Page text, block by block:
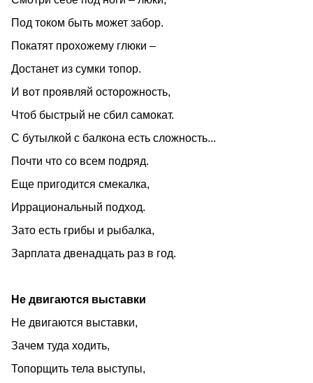
Под током быть может забор.
Покатят прохожему глюки –
Достанет из сумки топор.
И вот проявляй осторожность,
Чтоб быстрый не сбил самокат.
С бутылкой с балкона есть сложность...
Почти что со всем подряд.
Еще пригодится смекалка,
Иррациональный подход.
Зато есть грибы и рыбалка,
Зарплата двенадцать раз в год.
Не двигаются выставки
Не двигаются выставки,
Зачем туда ходить,
Топорщить тела выступы,